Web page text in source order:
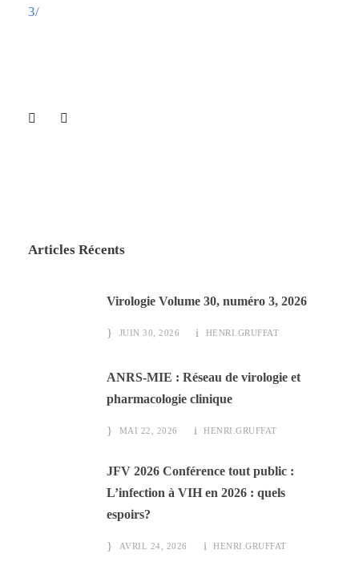
3/
Articles Récents
Virologie Volume 30, numéro 3, 2026
JUIN 30, 2026 HENRI.GRUFFAT
ANRS-MIE : Réseau de virologie et
pharmacologie clinique
MAI 22, 2026 HENRI.GRUFFAT
JFV 2026 Conférence tout public :
L’infection à VIH en 2026 : quels
espoirs?
AVRIL 24, 2026 HENRI.GRUFFAT